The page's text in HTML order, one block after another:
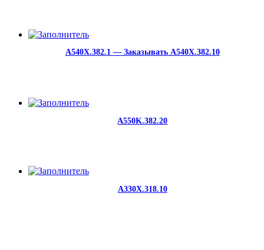
A540X.382.1 — Заказывать A540X.382.10
A550K.382.20
A330X.318.10